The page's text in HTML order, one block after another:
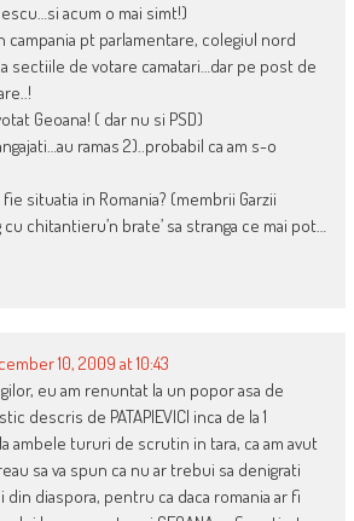
acum o mai simt!)
campania pt parlamentare, colegiul nord
sectiile de votare camatari…dar pe post de
Geoana! ( dar nu si PSD)
ramas 2)..probabil ca am s-o
situatia in Romania? (membrii Garzii
chitantieru’n brate’ sa stranga ce mai pot…
10, 2009 at 10:43
eu am renuntat la un popor asa de
descris de PATAPIEVICI inca de la 1
ambele tururi de scrutin in tara, ca am avut
sa va spun ca nu ar trebui sa denigrati
din diaspora, pentru ca daca romania ar fi